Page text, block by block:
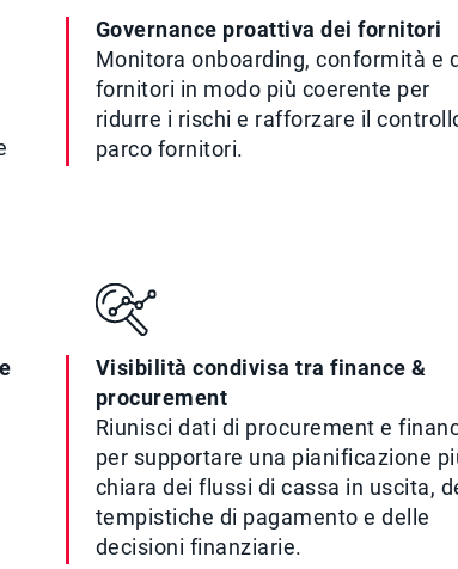
Governance proattiva dei fornitori
Monitora onboarding, conformità e
fornitori in modo più coerente per
ridurre i rischi e rafforzare il
parco fornitori.
Visibilità condivisa tra finance &
procurement
Riunisci dati di procurement e
per supportare una pianificazione
chiara dei flussi di cassa in uscita,
tempistiche di pagamento e delle
decisioni finanziarie.